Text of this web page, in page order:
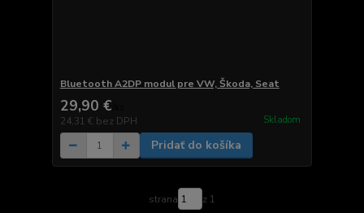
Bluetooth A2DP modul pre VW, Škoda, Seat
29,90 €
24,31 € bez DPH Skladom
Pridať do košíka
strana z 1